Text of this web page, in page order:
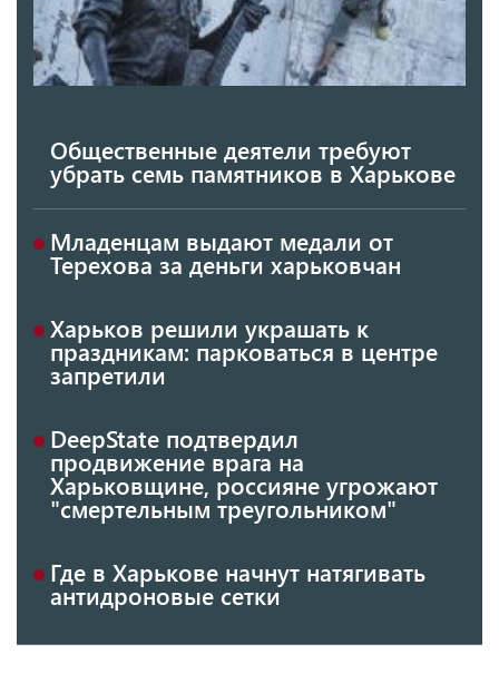
Общественные деятели требуют
убрать семь памятников в Харькове
Младенцам выдают медали от
Терехова за деньги харьковчан
Харьков решили украшать к
праздникам: парковаться в центре
запретили
DeepState подтвердил
продвижение врага на
Харьковщине, россияне угрожают
"смертельным треугольником"
Где в Харькове начнут натягивать
антидроновые сетки